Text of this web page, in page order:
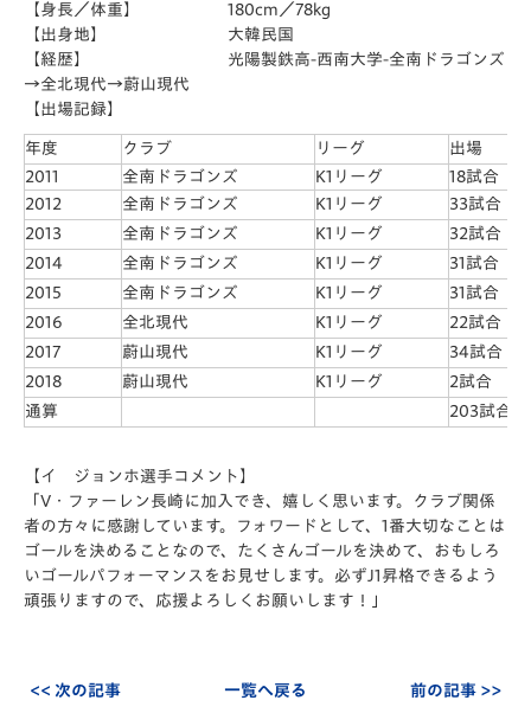
【身長／体重】 180cm／78kg
【出身地】 大韓民国
【経歴】 光陽製鉄高-西南大学-全南ドラゴンズ
→全北現代→蔚山現代
【出場記録】
年度 クラブ リーグ
出場
2011
全南ドラゴンズ K1リーグ
18試合
2012
全南ドラゴンズ K1リーグ
33試合
2013
全南ドラゴンズ K1リーグ
32試合
2014
全南ドラゴンズ K1リーグ
31試合
2015
全南ドラゴンズ K1リーグ
31試合
2016
全北現代 K1リーグ
22試合
2017
蔚山現代 K1リーグ
34試合
2018
蔚山現代 K1リーグ
2試合
通算
203試合
【イ ジョンホ選手コメント】
「V・ファーレン長崎に加入でき、嬉しく思います。クラブ関係
者の方々に感謝しています。フォワードとして、1番大切なことは
ゴールを決めることなので、たくさんゴールを決めて、おもしろ
いゴールパフォーマンスをお見せします。必ずJ1昇格できるよう
頑張りますので、応援よろしくお願いします！」
<< 次の記事 一覧へ戻る 前の記事 >>